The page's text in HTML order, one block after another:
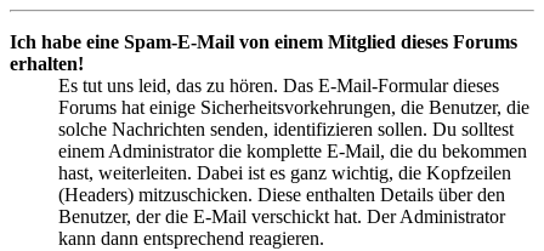
Ich habe eine Spam-E-Mail von einem Mitglied dieses Forums
erhalten!
Es tut uns leid, das zu hören. Das E-Mail-Formular dieses
Forums hat einige Sicherheitsvorkehrungen, die Benutzer, die
solche Nachrichten senden, identifizieren sollen. Du solltest
einem Administrator die komplette E-Mail, die du bekommen
hast, weiterleiten. Dabei ist es ganz wichtig, die Kopfzeilen
(Headers) mitzuschicken. Diese enthalten Details über den
Benutzer, der die E-Mail verschickt hat. Der Administrator
kann dann entsprechend reagieren.